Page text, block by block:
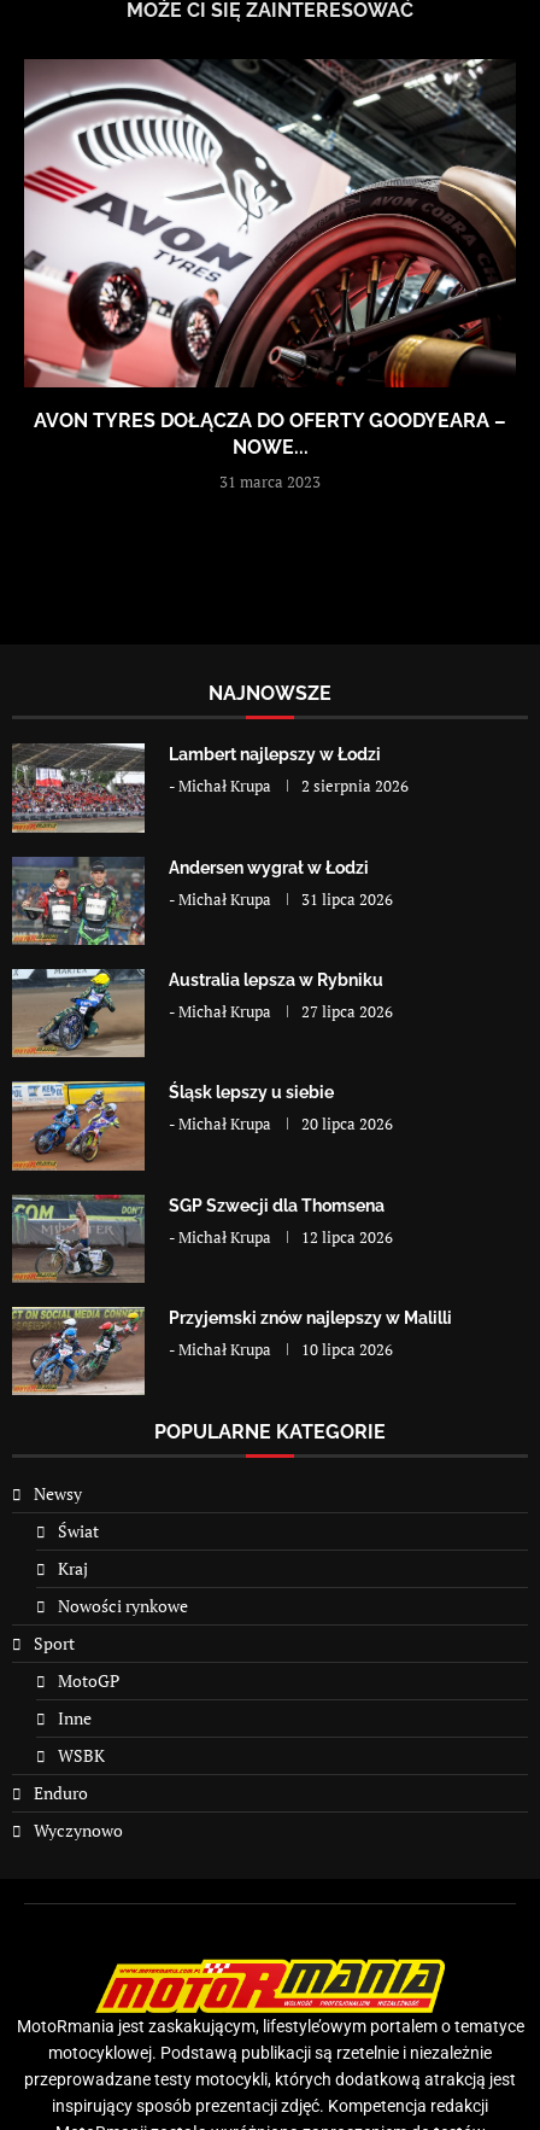
MOŻE CI SIĘ ZAINTERESOWAĆ
AVON TYRES DOŁĄCZA DO OFERTY GOODYEARA –
NOWE...
31 marca 2023
NAJNOWSZE
Lambert najlepszy w Łodzi
-Michał Krupa 2 sierpnia 2026
Andersen wygrał w Łodzi
-Michał Krupa 31 lipca 2026
Australia lepsza w Rybniku
-Michał Krupa 27 lipca 2026
Śląsk lepszy u siebie
-Michał Krupa 20 lipca 2026
SGP Szwecji dla Thomsena
-Michał Krupa 12 lipca 2026
Przyjemski znów najlepszy w Malilli
-Michał Krupa 10 lipca 2026
POPULARNE KATEGORIE
Newsy
Świat
Kraj
Nowości rynkowe
Sport
MotoGP
Inne
WSBK
Enduro
Wyczynowo
MotoRmania jest zaskakującym, lifestyle’owym portalem o tematyce
motocyklowej. Podstawą publikacji są rzetelnie i niezależnie
przeprowadzane testy motocykli, których dodatkową atrakcją jest
inspirujący sposób prezentacji zdjęć. Kompetencja redakcji